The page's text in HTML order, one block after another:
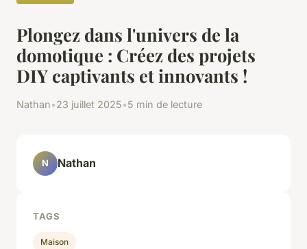
Plongez dans l'univers de la
domotique : Créez des projets
DIY captivants et innovants !
Nathan•23 juillet 2025•5 min de lecture
N Nathan
TAGS
Maison